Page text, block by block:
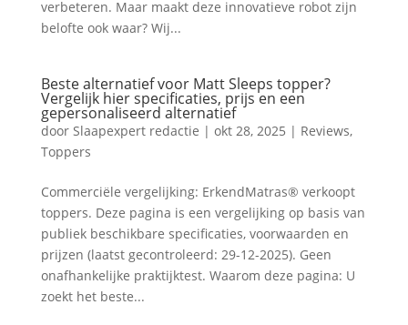
verbeteren. Maar maakt deze innovatieve robot zijn
belofte ook waar? Wij...
Beste alternatief voor Matt Sleeps topper?
Vergelijk hier specificaties, prijs en een
gepersonaliseerd alternatief
door Slaapexpert redactie | okt 28, 2025 | Reviews,
Toppers
Commerciële vergelijking: ErkendMatras® verkoopt
toppers. Deze pagina is een vergelijking op basis van
publiek beschikbare specificaties, voorwaarden en
prijzen (laatst gecontroleerd: 29-12-2025). Geen
onafhankelijke praktijktest. Waarom deze pagina: U
zoekt het beste...